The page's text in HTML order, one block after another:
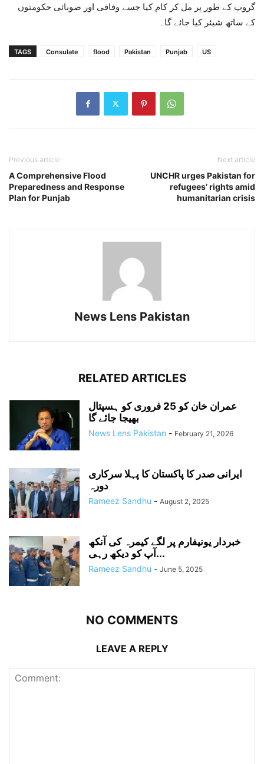
گروپ کے طور پر مل کر کام کیا جسے وفاقی اور صوبائی حکومتوں
کے ساتھ شیئر کیا جائے گا۔
TAGS Consulate flood Pakistan Punjab US
Previous article
A Comprehensive Flood
Preparedness and Response
Plan for Punjab
Next article
UNCHR urges Pakistan for
refugees’ rights amid
humanitarian crisis
News Lens Pakistan
RELATED ARTICLES
عمران خان کو 25 فروری کو ہسپتال
بھیجا جائے گا
News Lens Pakistan - February 21, 2026
ایرانی صدر کا پاکستان کا پہلا سرکاری
دورہ
Rameez Sandhu - August 2, 2025
خبردار یونیفارم پر لگے کیمرہ کی آنکھ
آپ کو دیکھ رہی...
Rameez Sandhu - June 5, 2025
NO COMMENTS
LEAVE A REPLY